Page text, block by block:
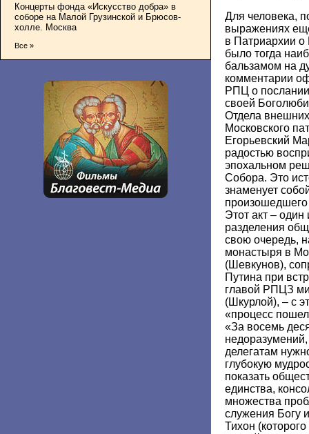
Концерты фонда «Искусство добра» в
соборе на Малой Грузинской и Брюсов-
холле. Москва
Все »
Для человека,
выражениях
в Патриархии
было тогда
бальзамом на
комментарии
РПЦ о
своей
Отдела
Московского
Егорьевский
радостью
эпохальном
Собора. Это
знаменует
Этот акт –
разделения
свою очередь,
монастыря в
(Шевкунов),
Путина при
главой РПЦЗ
(Шкурлой), – с
«процесс
«За восемь
делегатам
глубокую
показать
единства,
множества
служения Богу
Тихон